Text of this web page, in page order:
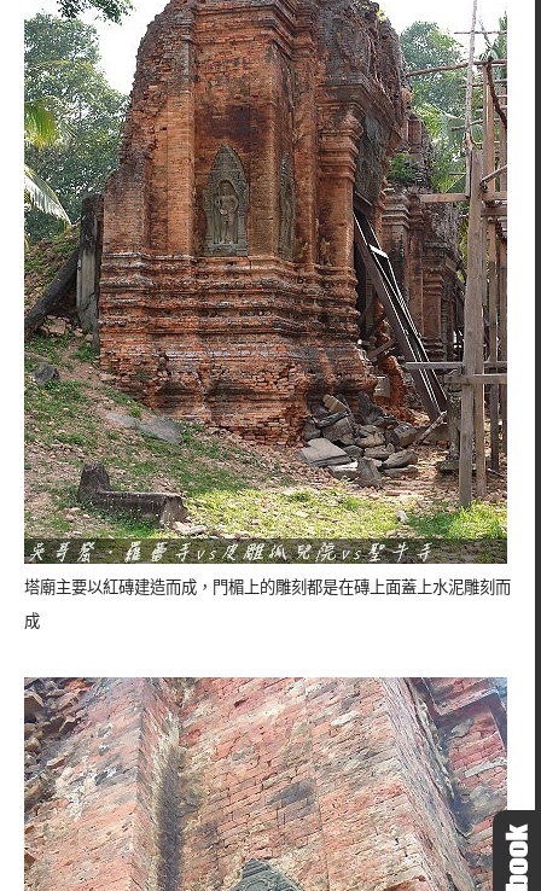
塔廟主要以紅磚建造而成，門楣上的雕刻都是在磚上面蓋上水泥雕刻而
成